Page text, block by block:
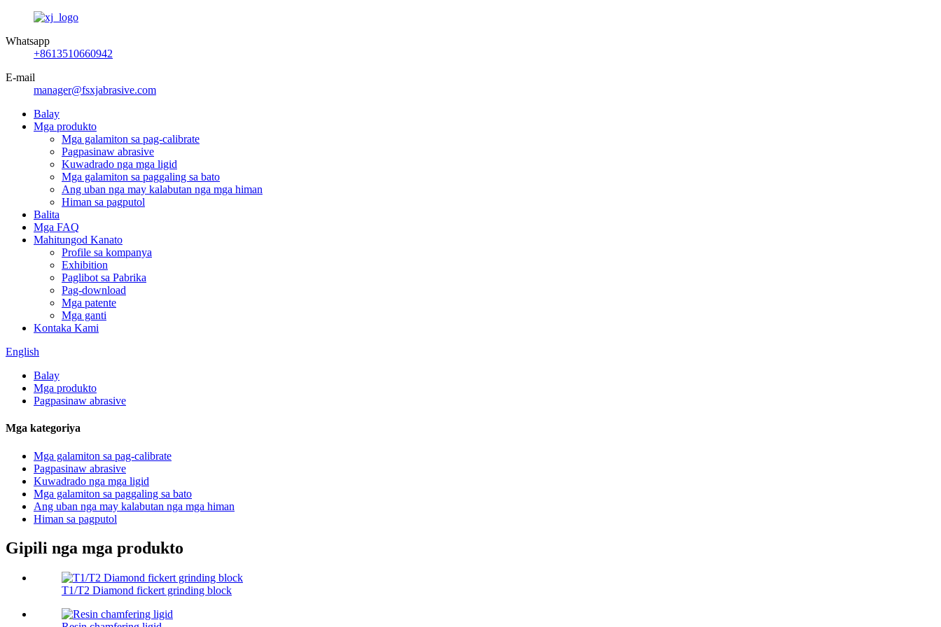
Whatsapp
+8613510660942
E-mail
manager@fsxjabrasive.com
Balay
Mga produkto
Mga galamiton sa pag-calibrate
Pagpasinaw abrasive
Kuwadrado nga mga ligid
Mga galamiton sa paggaling sa bato
Ang uban nga may kalabutan nga mga himan
Himan sa pagputol
Balita
Mga FAQ
Mahitungod Kanato
Profile sa kompanya
Exhibition
Paglibot sa Pabrika
Pag-download
Mga patente
Mga ganti
Kontaka Kami
English
Balay
Mga produkto
Pagpasinaw abrasive
Mga kategoriya
Mga galamiton sa pag-calibrate
Pagpasinaw abrasive
Kuwadrado nga mga ligid
Mga galamiton sa paggaling sa bato
Ang uban nga may kalabutan nga mga himan
Himan sa pagputol
Gipili nga mga produkto
T1/T2 Diamond fickert grinding block